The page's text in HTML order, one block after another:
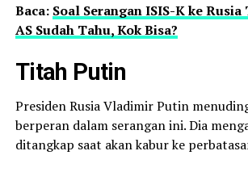
Baca: Soal Serangan ISIS-K ke
AS Sudah Tahu, Kok Bisa?
Titah Putin
Presiden Rusia Vladimir Putin
berperan dalam serangan ini. Dia
ditangkap saat akan kabur ke